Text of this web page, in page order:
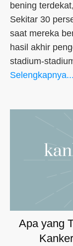
bening
Sekitar 30
saat mereka
hasil akhir
stadium-
Selengkapnya...
Apa yang